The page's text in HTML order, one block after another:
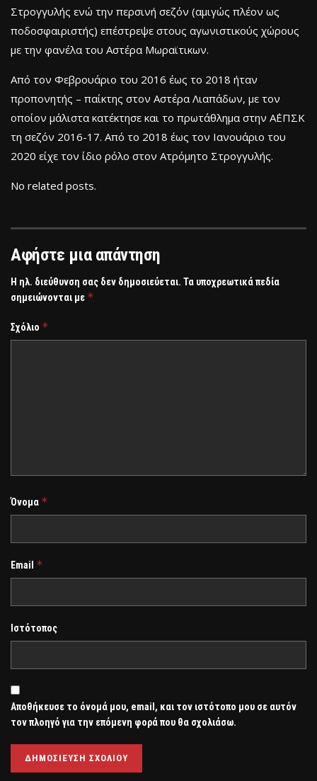
Στρογγυλής ενώ την περσινή σεζόν (αμιγώς πλέον ως
ποδοσφαιριστής) επέστρεψε στους αγωνιστικούς χώρους
με την φανέλα του Αστέρα Μωραϊτικων.
Από τον Φεβρουάριο του 2016 έως το 2018 ήταν
προπονητής – παίκτης στον Αστέρα Λιαπάδων, με τον
οποίον μάλιστα κατέκτησε και το πρωτάθλημα στην Α΄ΕΠΣΚ
τη σεζόν 2016-17. Από το 2018 έως τον Ιανουάριο του
2020 είχε τον ίδιο ρόλο στον Ατρόμητο Στρογγυλής.
No related posts.
Αφήστε μια απάντηση
Η ηλ. διεύθυνση σας δεν δημοσιεύεται. Τα υποχρεωτικά πεδία
σημειώνονται με *
Σχόλιο *
Όνομα *
Email *
Ιστότοπος
Αποθήκευσε το όνομά μου, email, και τον ιστότοπο μου σε αυτόν
τον πλοηγό για την επόμενη φορά που θα σχολιάσω.